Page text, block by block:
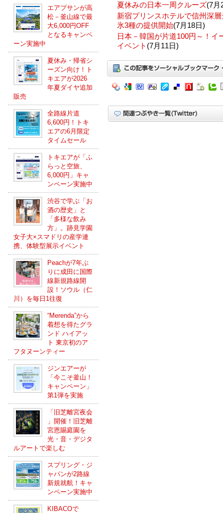
エアプサンが高
松－釜山線で最
大6,000円OFF
となるキャンペ
ーン実施中
夏休み・帰省シ
ーズン向け！ト
キエアが2026
年夏ダイヤ追加
販売
全路線片道
6,600円！トキ
エアの6月限定
タイムセール
トキエアが「ふ
らっと空旅、
6,000円」キャ
ンペーン実施中
渋谷で学ぶ「お
酒の歴史」と
「多様な飲み
方」。跡見学園
女子大×スマドリの産学連
携、体験型展示イベント
Peachが7年ぶ
りに成田に国際
線新規路線開
設！ソウル（仁
川）を毎日1往復
“Merenda”から
着想を得たグラ
ンド ハイアッ
ト 東京初のア
フタヌーンティー
ジンエアーが
「今こそ釜山！
キャンペーン」
第1弾を実施
「旧芝離宮夜会
」開催！旧芝離
宮恩賜庭園を
光・音・デジタ
ルアートで楽しむ
スプリング・ジ
ャパンが2路線
新規就航！キャ
ンペーン実施中
KIBACOで
夏休みの日本一周クルーズ(7月
新宿プリンスホテルで信州深
氷3種の提供開始(7月18日)
日本－韓国が片道100円～！イ
イベント (7月11日)